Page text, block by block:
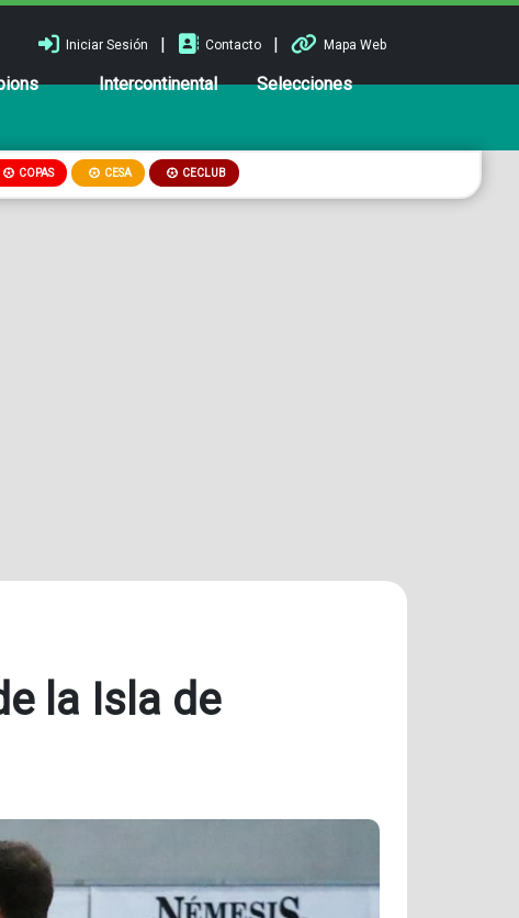
Iniciar Sesión | Contacto | Mapa Web
Intercontinental Selecciones
COPAS CESA CECLUB
la Isla de